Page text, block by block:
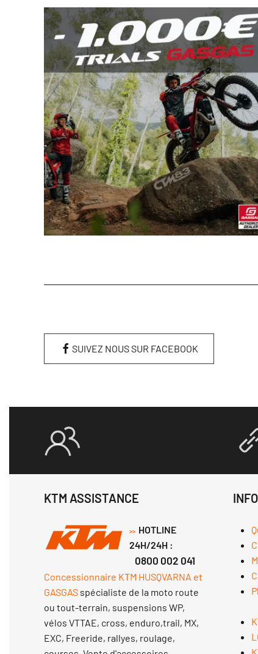
SUIVEZ NOUS SUR FACEBOOK
KTM ASSISTANCE
>> HOTLINE
24H/24H :
0800 002 041
Concessionnaire KTM HUSQVARNA et
GASGAS spécialiste de la moto route
ou tout-terrain, suspensions WP,
vélos VTTAE, cross, enduro,trail, MX,
EXC, Freeride, rallyes, roulage,